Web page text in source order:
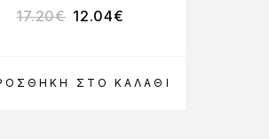
ΣΤΟ ΚΑΛΆΘΙ
17.20€ 12.04€